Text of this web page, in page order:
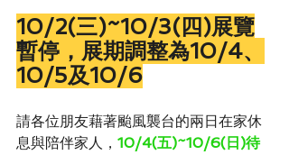
10/2(三)~10/3(四)展覽
暫停，展期調整為10/4、
10/5及10/6
請各位朋友藉著颱風襲台的兩日在家休
息與陪伴家人， 10/4(五)~10/6(日)待